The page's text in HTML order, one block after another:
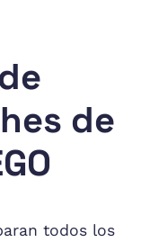
de
todos los